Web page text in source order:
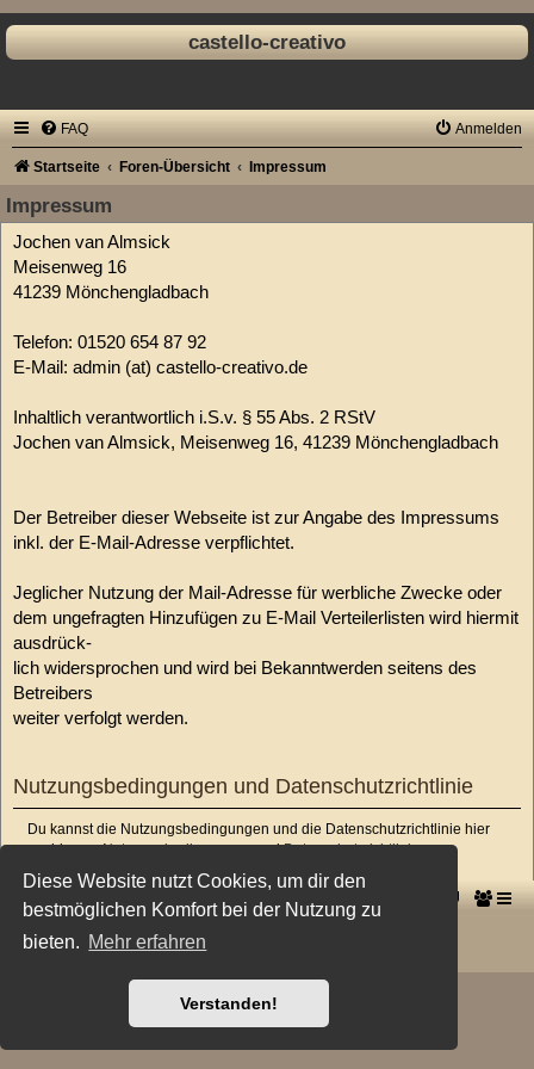
Diese Website nutzt Cookies, um dir den
bestmöglichen Komfort bei der Nutzung zu
bieten. Mehr erfahren
Verstanden!
castello-creativo
FAQ Anmelden
Startseite Foren-Übersicht Impressum
Impressum
Jochen van Almsick
Meisenweg 16
41239 Mönchengladbach
Telefon: 01520 654 87 92
E-Mail: admin (at) castello-creativo.de
Inhaltlich verantwortlich i.S.v. § 55 Abs. 2 RStV
Jochen van Almsick, Meisenweg 16, 41239 Mönchengladbach
Der Betreiber dieser Webseite ist zur Angabe des Impressums
inkl. der E-Mail-Adresse verpflichtet.
Jeglicher Nutzung der Mail-Adresse für werbliche Zwecke oder
dem ungefragten Hinzufügen zu E-Mail Verteilerlisten wird hiermit
ausdrück-
lich widersprochen und wird bei Bekanntwerden seitens des
Betreibers
weiter verfolgt werden.
Nutzungsbedingungen und Datenschutzrichtlinie
Du kannst die Nutzungsbedingungen und die Datenschutzrichtlinie hier
nachlesen:NutzungsbedingungenundDatenschutzrichtlinie
Startseite Foren-Übersicht -->
Deutsche Übersetzung durchphpBB.de